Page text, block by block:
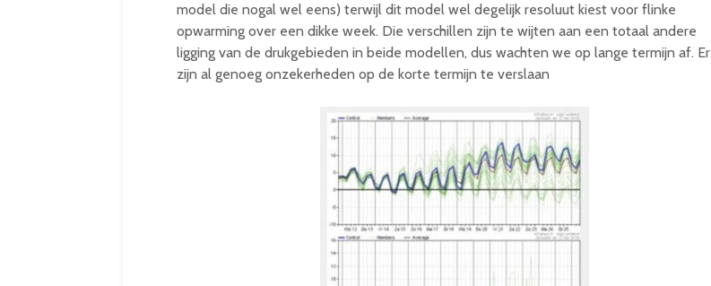
model die nogal wel eens) terwijl dit model wel degelijk resoluut kiest voor flinke
opwarming over een dikke week. Die verschillen zijn te wijten aan een totaal andere
ligging van de drukgebieden in beide modellen, dus wachten we op lange termijn af. Er
zijn al genoeg onzekerheden op de korte termijn te verslaan